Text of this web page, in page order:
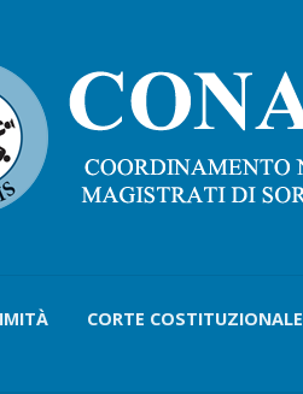
CORTE COSTITUZIONALE